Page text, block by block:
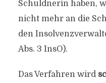
Schuldnerin haben,
nicht mehr an die
den
Abs. 3 InsO).
Das Verfahren wird